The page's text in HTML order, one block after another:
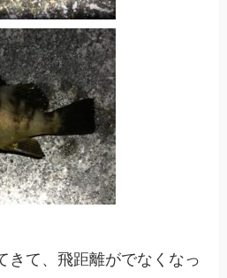
きて、飛距離がでなくなっ